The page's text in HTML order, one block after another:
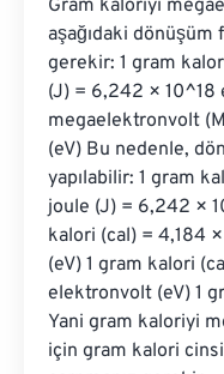
Gram kaloriyi
aşağıdaki
gerekir: 1 gram
(J) = 6,242 × 10^18
megaelektronvolt
(eV) Bu nedenle,
yapılabilir: 1 gram
joule (J) = 6,242 ×
kalori (cal) = 4,184
(eV) 1 gram kalori
elektronvolt (eV) 1
Yani gram kaloriyi
için gram kalori